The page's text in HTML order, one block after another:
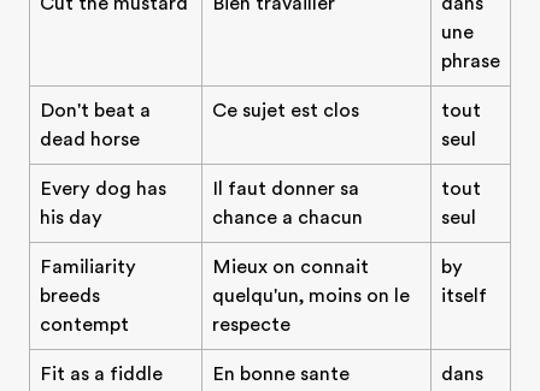
une
phrase
Don't beat a
dead horse
Ce sujet est clos
tout
seul
Every dog has
his day
Il faut donner sa
chance a chacun
tout
seul
Familiarity
breeds
contempt
Mieux on connait
quelqu'un, moins on le
respecte
by
itself
Fit as a fiddle En bonne sante
dans